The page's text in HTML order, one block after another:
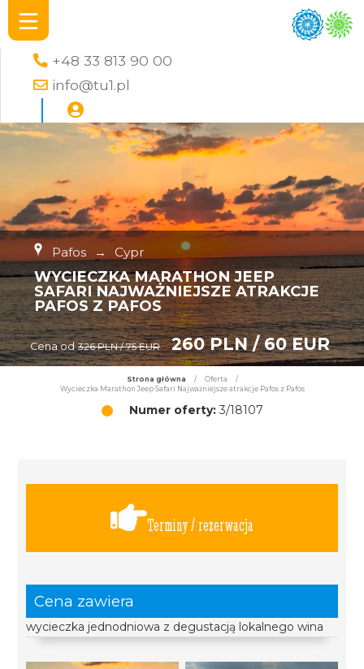
+48 33 813 90 00
info@tu1.pl
Pafos → Cypr
WYCIECZKA MARATHON JEEP
SAFARI NAJWAŻNIEJSZE ATRAKCJE
PAFOS Z PAFOS
Cena od 326 PLN / 75 EUR 260 PLN / 60 EUR
Strona główna / Oferta
/
Wycieczka Marathon Jeep Safari Najważniejsze atrakcje Pafos z Pafos
Numer oferty:3/18107
Terminy / rezerwacja
Cena zawiera
wycieczka jednodniowa z degustacją lokalnego wina